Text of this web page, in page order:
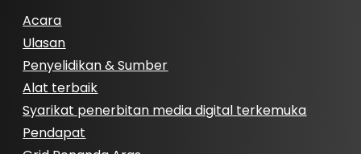
Acara
Ulasan
Penyelidikan & Sumber
Alat terbaik
Syarikat penerbitan media digital terkemuka
Pendapat